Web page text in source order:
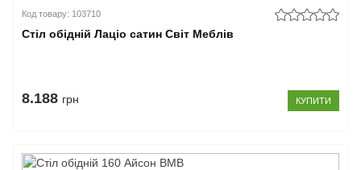
Код товару: 103710
Стіл обідній Лаціо сатин Світ Меблів
8.188 грн КУПИТИ